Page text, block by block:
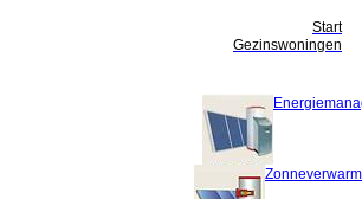
Start
Gezinswoningen